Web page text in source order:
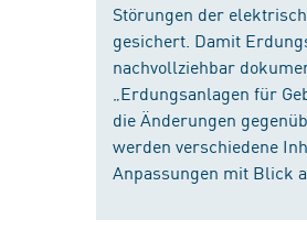
Störungen der
gesichert. Damit
nachvollziehbar
„Erdungsanlagen für
die Änderungen
werden verschiedene
Anpassungen mit Blick